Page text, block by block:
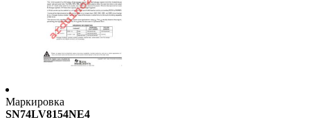
Маркировка
SN74LV8154NE4